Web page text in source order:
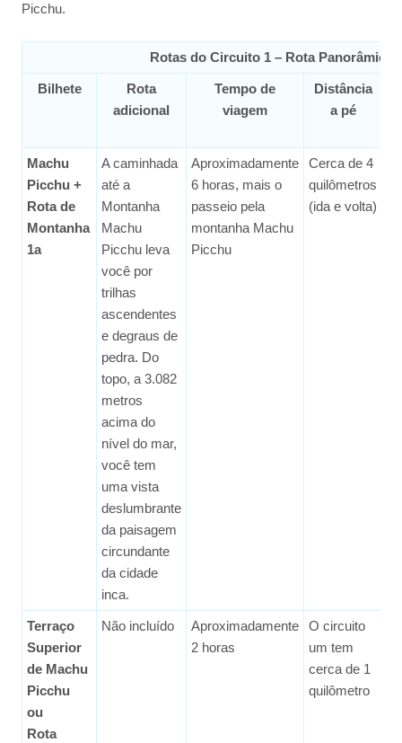
Picchu.
Rotas do Circuito 1 – Rota Panorâmica
Bilhete
Rota
adicional
Tempo de
viagem
Distância
a pé
Machu
Picchu +
Rota de
Montanha
1a
A caminhada
até a
Montanha
Machu
Picchu leva
você por
trilhas
ascendentes
e degraus de
pedra. Do
topo, a 3.082
metros
acima do
nível do mar,
você tem
uma vista
deslumbrante
da paisagem
circundante
da cidade
inca.
Aproximadamente
6 horas, mais o
passeio pela
montanha Machu
Picchu
Cerca de 4
quilômetros
(ida e volta)
Terraço
Superior
de Machu
Picchu
ou
Rota
Não incluído
Aproximadamente
2 horas
O circuito
um tem
cerca de 1
quilômetro